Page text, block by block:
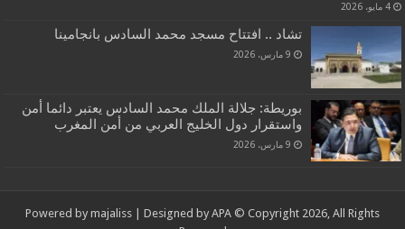
4 مايو، 2026
تشاد .. افتتاح مسجد محمد السادس بانجامينا
9 مارس، 2026
بوريطة: جلالة الملك محمد السادس يعتبر دائما أمن
واستقرار دول الخليج العربي من أمن المغرب
9 مارس، 2026
Powered by majaliss | Designed by APA © Copyright 2026, All Rights